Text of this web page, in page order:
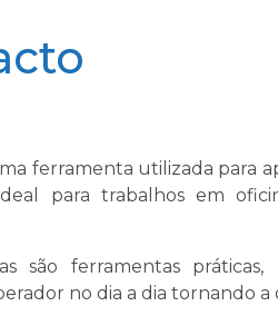
ferramenta utilizada para
para trabalhos em
são ferramentas práticas,
no dia a dia tornando a